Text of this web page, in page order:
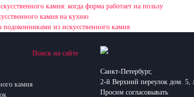
камня: когда форма работает на пользу
камня на кухню
подоконниками из искусственного камня
камня
Поиск на сайте
Санкт-Петербург,
2-й Верхний переулок дом. 5,
Просим согласовывать